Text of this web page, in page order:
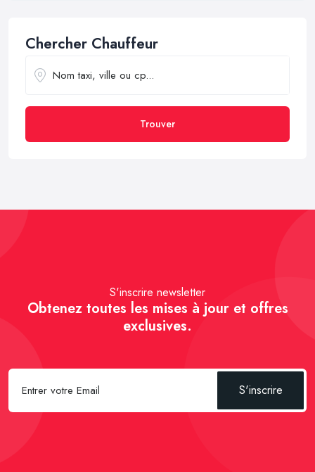
Chercher Chauffeur
Trouver
S'inscrire newsletter
Obtenez toutes les mises à jour et offres
exclusives.
S'inscrire